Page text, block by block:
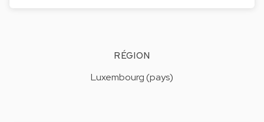
RÉGION
Luxembourg (pays)